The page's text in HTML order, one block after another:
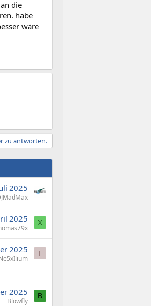
die
habe
wäre
zu antworten.
2025
2025 X
2025 I
2025
Blowfly
B